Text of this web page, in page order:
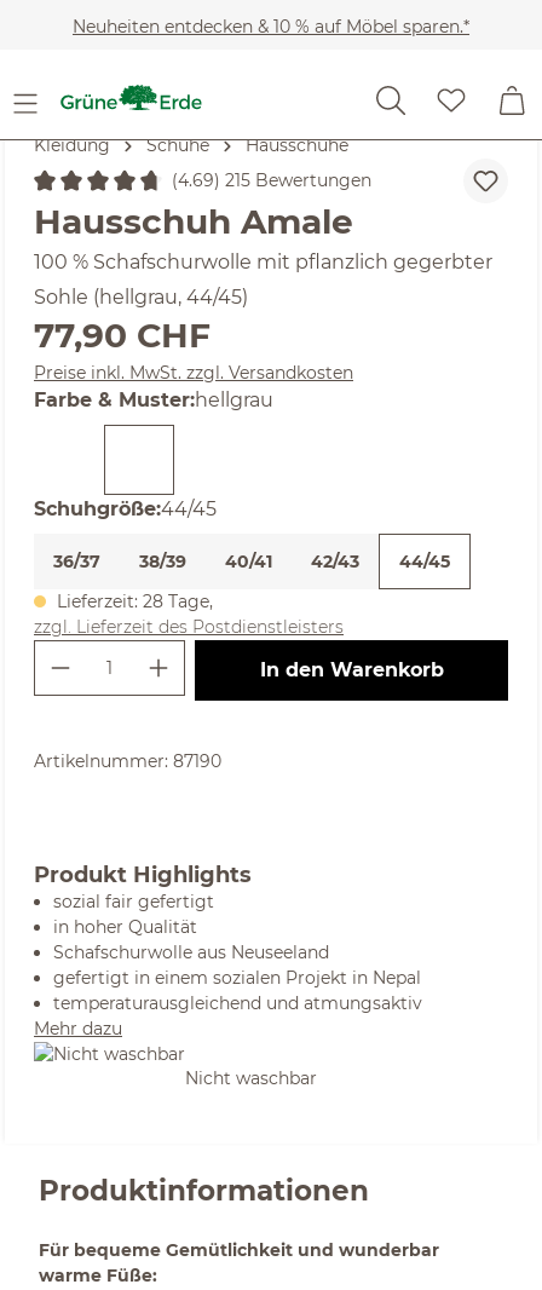
Zum Hauptinhalt springen
Neuheiten entdecken & 10 % auf Möbel sparen.*
Kleidung Schuhe Hausschuhe
Durchschnittliche Bewertung von 4.69 von 5 Sternen
(4.69) 215 Bewertungen
Hausschuh Amale
100 % Schafschurwolle mit pflanzlich gegerbter
Sohle (hellgrau, 44/45)
Regulärer Preis:
77,90 CHF
Preise inkl. MwSt. zzgl. Versandkosten
Farbe & Musterauswählen
:hellgrau
Schuhgrößeauswählen
:44/45
36/37 38/39 40/41 42/43
44/45
Lieferzeit: 28 Tage,
zzgl. Lieferzeit des Postdienstleisters
Produkt Anzahl: Gib den
In den Warenkorb
Artikelnummer: 87190
Produkt Highlights
sozial fair gefertigt
in hoher Qualität
Schafschurwolle aus Neuseeland
gefertigt in einem sozialen Projekt in Nepal
temperaturausgleichend und atmungsaktiv
Mehr dazu
Nicht waschbar
Produktinformationen
Für bequeme Gemütlichkeit und wunderbar
warme Füße: